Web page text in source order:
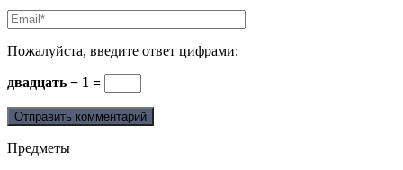
Пожалуйста, введите ответ цифрами:
двадцать − 1 =
Предметы